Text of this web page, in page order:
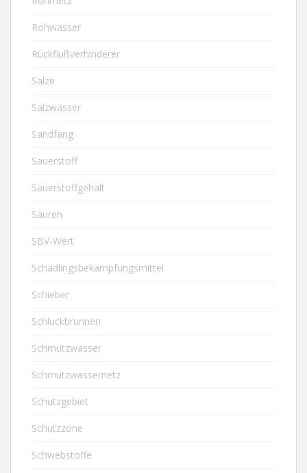
Rohwasser
Rückflußverhinderer
Salze
Salzwasser
Sandfang
Sauerstoff
Sauerstoffgehalt
Säuren
SBV-Wert
Schädlingsbekämpfungsmittel
Schieber
Schluckbrunnen
Schmutzwasser
Schmutzwassernetz
Schutzgebiet
Schutzzone
Schwebstoffe